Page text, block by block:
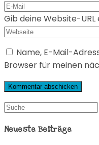
Gib deine Website-
Name, E-Mail-
Browser für meinen
Neueste Beiträge